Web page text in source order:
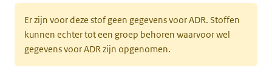
Er zijn voor deze stof geen gegevens voor ADR. Stoffen
kunnen echter tot een groep behoren waarvoor wel
gegevens voor ADR zijn opgenomen.